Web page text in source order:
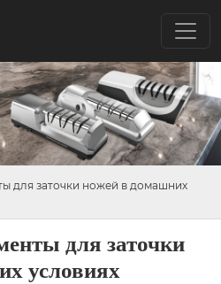
для заточки ножей в домашних
для заточки
условиях